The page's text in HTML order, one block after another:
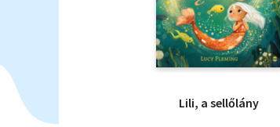
Lili, a sellőlány